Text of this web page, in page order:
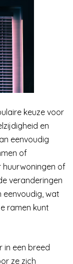
keuze voor
en
eenvoudig
of
huurwoningen of
veranderingen
eenvoudig, wat
ramen kunt
in een breed
ze zich